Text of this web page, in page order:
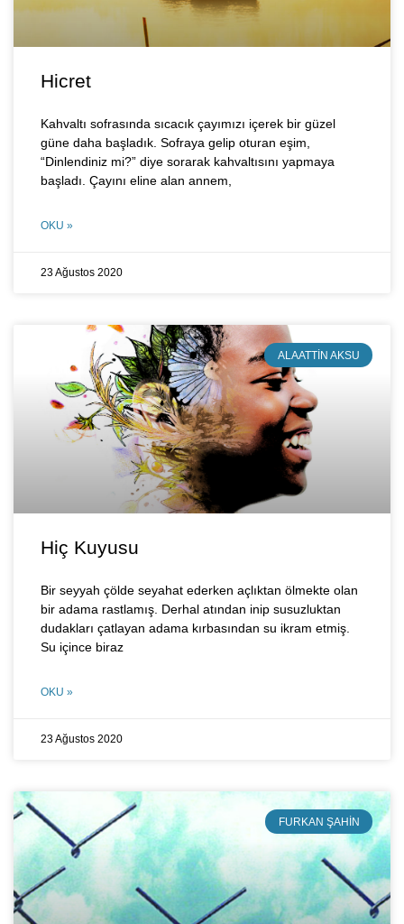
Hicret
Kahvaltı sofrasında sıcacık çayımızı içerek bir güzel
güne daha başladık. Sofraya gelip oturan eşim,
“Dinlendiniz mi?” diye sorarak kahvaltısını yapmaya
başladı. Çayını eline alan annem,
OKU »
23 Ağustos 2020
ALAATTIN AKSU
Hiç Kuyusu
Bir seyyah çölde seyahat ederken açlıktan ölmekte olan
bir adama rastlamış. Derhal atından inip susuzluktan
dudakları çatlayan adama kırbasından su ikram etmiş.
Su içince biraz
OKU »
23 Ağustos 2020
FURKAN ŞAHIN